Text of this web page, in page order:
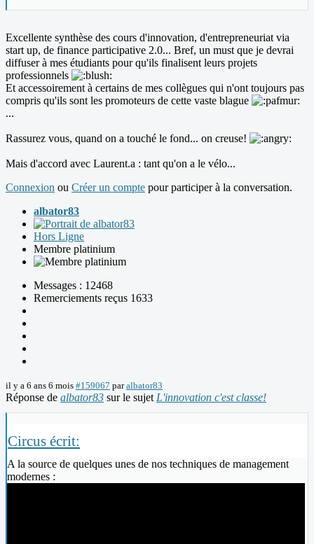
Excellente synthèse des cours d'innovation, d'entrepreneuriat via
start up, de finance participative 2.0... Bref, un must que je devrai
diffuser à mes étudiants pour qu'ils finalisent leurs projets
professionnels
Et accessoirement à certains de mes collègues qui n'ont toujours pas
compris qu'ils sont les promoteurs de cette vaste blague
...
Rassurez vous, quand on a touché le fond... on creuse!
Mais d'accord avec Laurent.a : tant qu'on a le vélo...
Connexion ou Créer un compte pour participer à la conversation.
albator83
Hors Ligne
Membre platinium
Messages : 12468
Remerciements reçus 1633
il y a 6 ans 6 mois #159067 paralbator83
Réponse de albator83 sur le sujet L'innovation c'est classe!
Circus écrit:
A la source de quelques unes de nos techniques de management
modernes :